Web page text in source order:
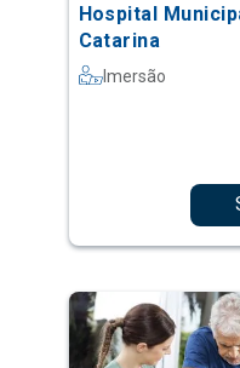
Hospital
Catarina
Imersão